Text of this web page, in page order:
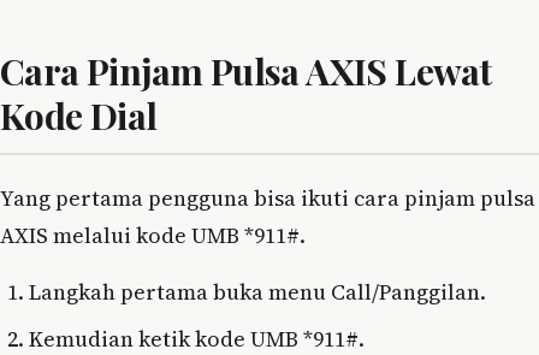
Cara Pinjam Pulsa AXIS Lewat
Kode Dial
Yang pertama pengguna bisa ikuti cara pinjam pulsa
AXIS melalui kode UMB *911#.
Langkah pertama buka menu Call/Panggilan.
Kemudian ketik kode UMB *911#.